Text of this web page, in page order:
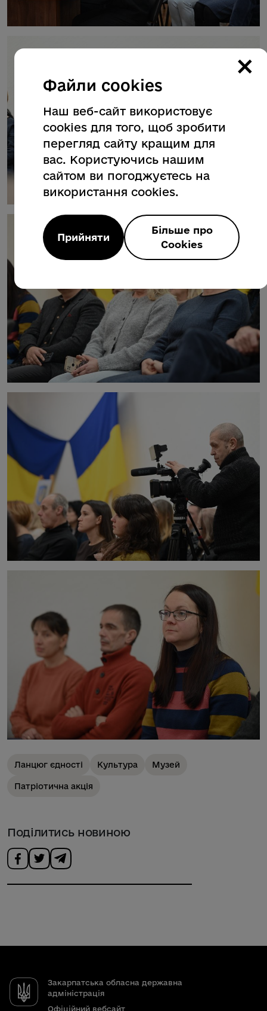
Ланцюг єдності Культура Музей
Патріотична акція
Поділитись новиною
Закарпатська обласна державна
адміністрація
Офіційний вебсайт
×
Файли cookies
Наш веб-сайт використовує
cookies для того, щоб зробити
перегляд сайту кращим для
вас. Користуючись нашим
сайтом ви погоджуєтесь на
використання cookies.
Прийняти
Більше про
Cookies